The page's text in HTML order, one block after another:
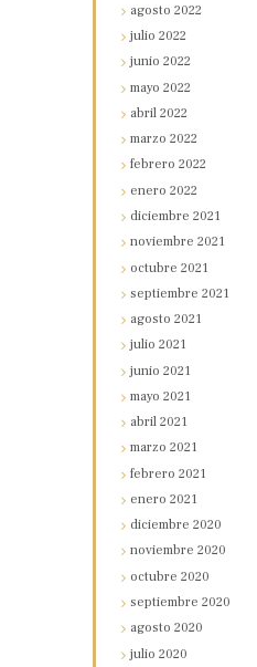
agosto2022
julio2022
junio2022
mayo2022
abril2022
marzo2022
febrero2022
enero2022
diciembre2021
noviembre2021
octubre2021
septiembre2021
agosto2021
julio2021
junio2021
mayo2021
abril2021
marzo2021
febrero2021
enero2021
diciembre2020
noviembre2020
octubre2020
septiembre2020
agosto2020
julio2020